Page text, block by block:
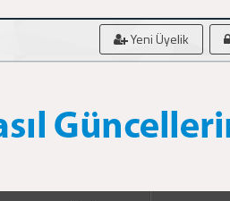
Yeni Üyelik